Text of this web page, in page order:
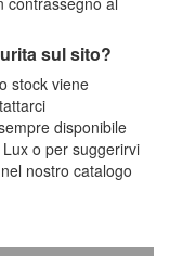
sul sito?
stock viene
disponibile
o per suggerirvi
nostro catalogo